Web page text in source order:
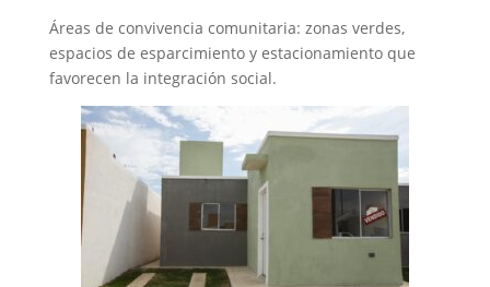
Áreas de convivencia comunitaria: zonas verdes,
espacios de esparcimiento y estacionamiento que
favorecen la integración social.